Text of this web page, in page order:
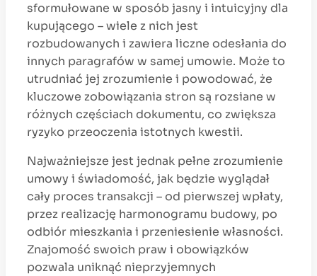
sformułowane w sposób jasny i intuicyjny dla
kupującego – wiele z nich jest
rozbudowanych i zawiera liczne odesłania do
innych paragrafów w samej umowie. Może to
utrudniać jej zrozumienie i powodować, że
kluczowe zobowiązania stron są rozsiane w
różnych częściach dokumentu, co zwiększa
ryzyko przeoczenia istotnych kwestii.
Najważniejsze jest jednak pełne zrozumienie
umowy i świadomość, jak będzie wyglądał
cały proces transakcji – od pierwszej wpłaty,
przez realizację harmonogramu budowy, po
odbiór mieszkania i przeniesienie własności.
Znajomość swoich praw i obowiązków
pozwala uniknąć nieprzyjemnych